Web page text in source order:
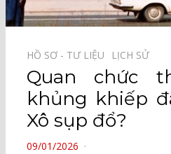
HỒ SƠ - TƯ LIỆU⠀ LỊCH SỬ⠀
Quan chức
khủng khiếp
Xô sụp đổ?
POSTED
09/01/2026